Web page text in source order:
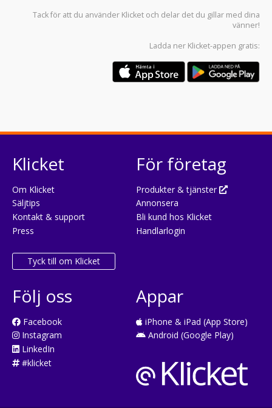
Tack för att du använder Klicket och delar det du gillar med dina
vänner!
Ladda ner Klicket-appen gratis:
Klicket
Om Klicket
Säljtips
Kontakt & support
Press
Tyck till om Klicket
För företag
Produkter & tjänster
Annonsera
Bli kund hos Klicket
Handlarlogin
Följ oss
Facebook
Instagram
LinkedIn
#klicket
Appar
iPhone & iPad (App Store)
Android (Google Play)